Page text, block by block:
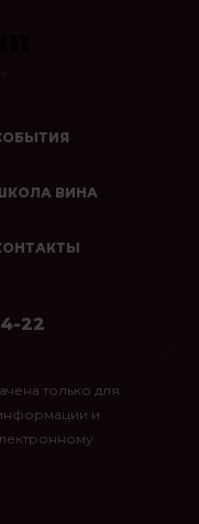
ВИНА
22
только для
и